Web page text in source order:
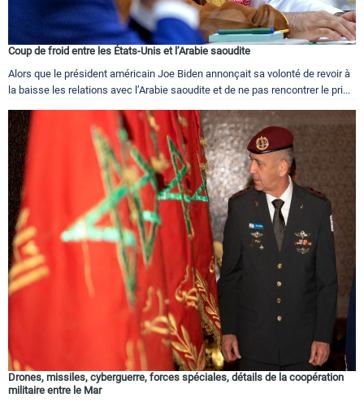
Coup de froid entre les États-Unis et l’Arabie saoudite
Alors que le président américain Joe Biden annonçait sa volonté de revoir à
la baisse les relations avec l’Arabie saoudite et de ne pas rencontrer le pri...
Drones, missiles, cyberguerre, forces spéciales, détails de la coopération
militaire entre le Mar